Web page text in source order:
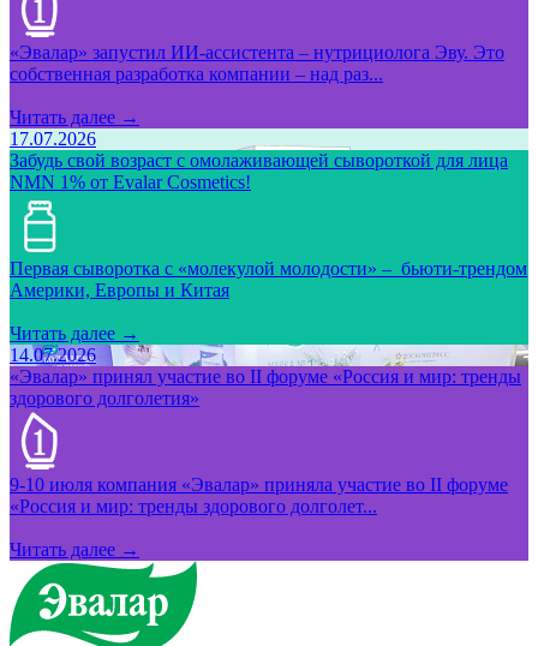
«Эвалар» запустил ИИ-ассистента – нутрициолога Эву. Это
собственная разработка компании – над раз...
Читать далее →
17.07.2026
Забудь свой возраст с омолаживающей сывороткой для лица
NMN 1% от Evalar Cosmetics!
Первая сыворотка с «молекулой молодости» – бьюти-трендом
Америки, Европы и Китая
Читать далее →
14.07.2026
«Эвалар» принял участие во II форуме «Россия и мир: тренды
здорового долголетия»
9-10 июля компания «Эвалар» приняла участие во II форуме
«Россия и мир: тренды здорового долголет...
Читать далее →